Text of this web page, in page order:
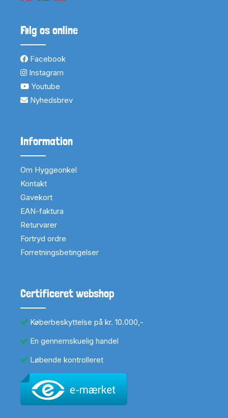
Følg os online
Facebook
Instagram
Youtube
Nyhedsbrev
Information
Om Hyggeonkel
Kontakt
Gavekort
EAN-faktura
Returvarer
Fortryd ordre
Forretningsbetingelser
Certificeret webshop
Køberbeskyttelse på kr. 10.000,-
En gennemskuelig handel
Løbende kontrolleret